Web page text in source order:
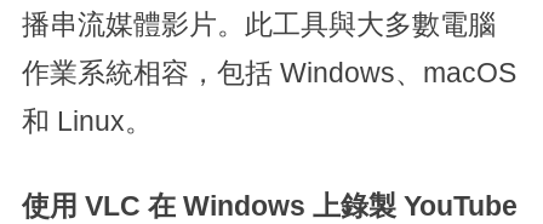
播串流媒體影片。此工具與大多數電腦
作業系統相容，包括 Windows、macOS
和 Linux。
使用 VLC 在 Windows 上錄製 YouTube